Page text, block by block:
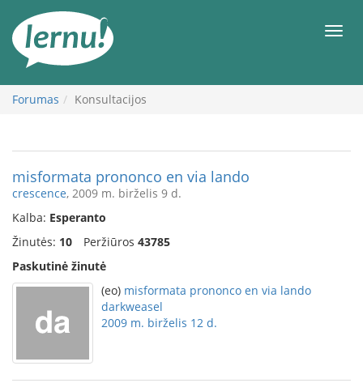
turinį
Forumas Konsultacijos
misformata prononco en via lando
crescence, 2009 m. birželis 9 d.
Kalba: Esperanto
Žinutės: 10 Peržiūros 43785
Paskutinė žinutė
(eo) misformata prononco en via lando
darkweasel
2009 m. birželis 12 d.